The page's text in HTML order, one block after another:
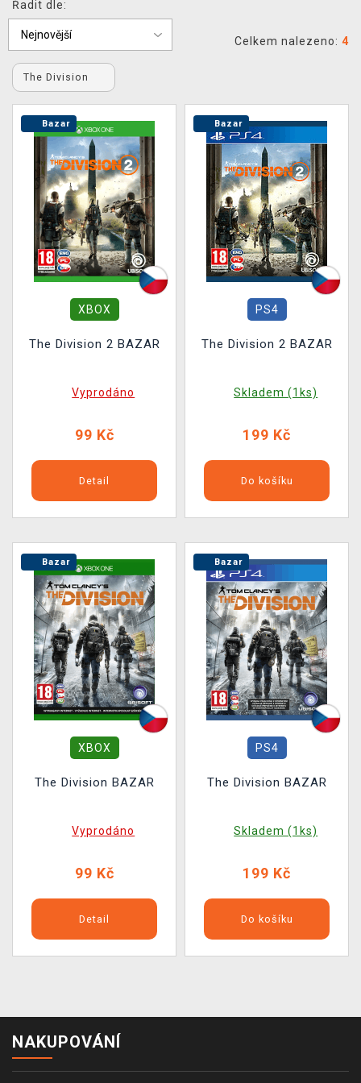
DOPRAVA
XZONE KLUB
TCG & BOARDGAME HUB
VÝKUP HER (BAZAR)
Řadit dle:
Celkem nalezeno: 4
The Division
Bazar
XBOX
The Division 2 BAZAR
Vyprodáno
99 Kč
Detail
Bazar
PS4
The Division 2 BAZAR
Skladem (1ks)
199 Kč
Do košíku
Bazar
XBOX
The Division BAZAR
Vyprodáno
99 Kč
Detail
Bazar
PS4
The Division BAZAR
Skladem (1ks)
199 Kč
Do košíku
NAKUPOVÁNÍ